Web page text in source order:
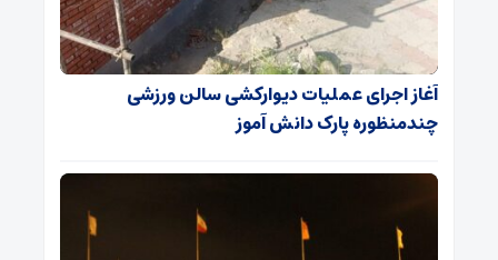
آغاز اجرای عملیات دیوارکشی سالن ورزشی
چندمنظوره پارک دانش آموز